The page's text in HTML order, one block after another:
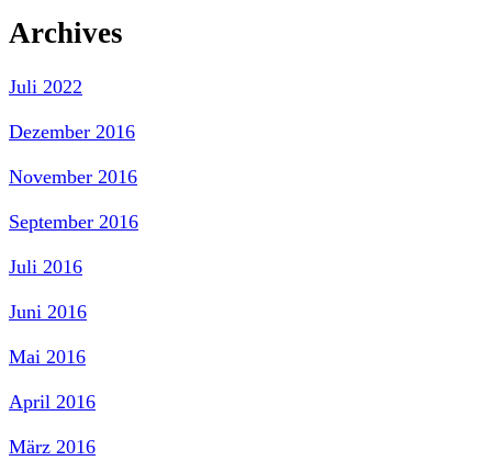
Archives
Juli 2022
Dezember 2016
November 2016
September 2016
Juli 2016
Juni 2016
Mai 2016
April 2016
März 2016